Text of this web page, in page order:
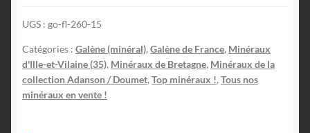
Ille-
et-
Vilaine,
Bretagne.
UGS : go-fl-260-15
Catégories : Galène (minéral),Galène de France, Minéraux
d'Ille-et-Vilaine (35), Minéraux de Bretagne, Minéraux de la
collection Adanson / Doumet,Top minéraux !,Tous nos
minéraux en vente !